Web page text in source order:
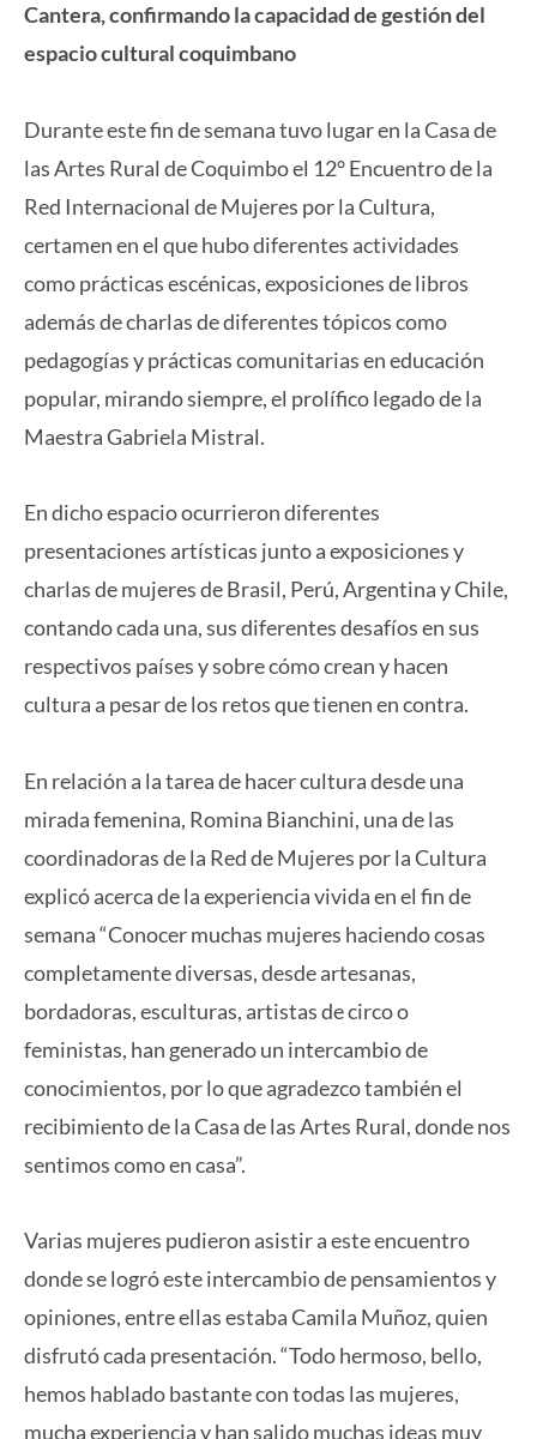
Cantera, confirmando la capacidad de gestión del
espacio cultural coquimbano
Durante este fin de semana tuvo lugar en la Casa de
las Artes Rural de Coquimbo el 12° Encuentro de la
Red Internacional de Mujeres por la Cultura,
certamen en el que hubo diferentes actividades
como prácticas escénicas, exposiciones de libros
además de charlas de diferentes tópicos como
pedagogías y prácticas comunitarias en educación
popular, mirando siempre, el prolífico legado de la
Maestra Gabriela Mistral.
En dicho espacio ocurrieron diferentes
presentaciones artísticas junto a exposiciones y
charlas de mujeres de Brasil, Perú, Argentina y Chile,
contando cada una, sus diferentes desafíos en sus
respectivos países y sobre cómo crean y hacen
cultura a pesar de los retos que tienen en contra.
En relación a la tarea de hacer cultura desde una
mirada femenina, Romina Bianchini, una de las
coordinadoras de la Red de Mujeres por la Cultura
explicó acerca de la experiencia vivida en el fin de
semana “Conocer muchas mujeres haciendo cosas
completamente diversas, desde artesanas,
bordadoras, esculturas, artistas de circo o
feministas, han generado un intercambio de
conocimientos, por lo que agradezco también el
recibimiento de la Casa de las Artes Rural, donde nos
sentimos como en casa”.
Varias mujeres pudieron asistir a este encuentro
donde se logró este intercambio de pensamientos y
opiniones, entre ellas estaba Camila Muñoz, quien
disfrutó cada presentación. “Todo hermoso, bello,
hemos hablado bastante con todas las mujeres,
mucha experiencia y han salido muchas ideas muy